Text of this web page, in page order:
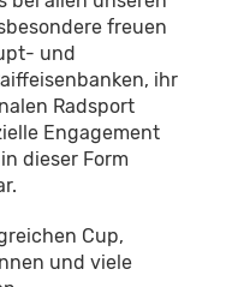
freuen
und
ihr
Radsport
Engagement
dieser Form
Cup,
und viele